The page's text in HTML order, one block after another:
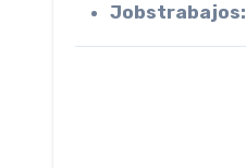
Jobstrabajos: